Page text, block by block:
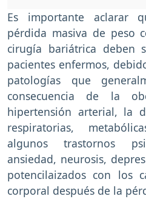
Es importante aclarar
pérdida masiva de peso
cirugía bariátrica deben
pacientes enfermos,
patologías que
consecuencia de la
hipertensión arterial, la
respiratorias,
algunos trastornos
ansiedad, neurosis,
potencilaizados con los
corporal después de la